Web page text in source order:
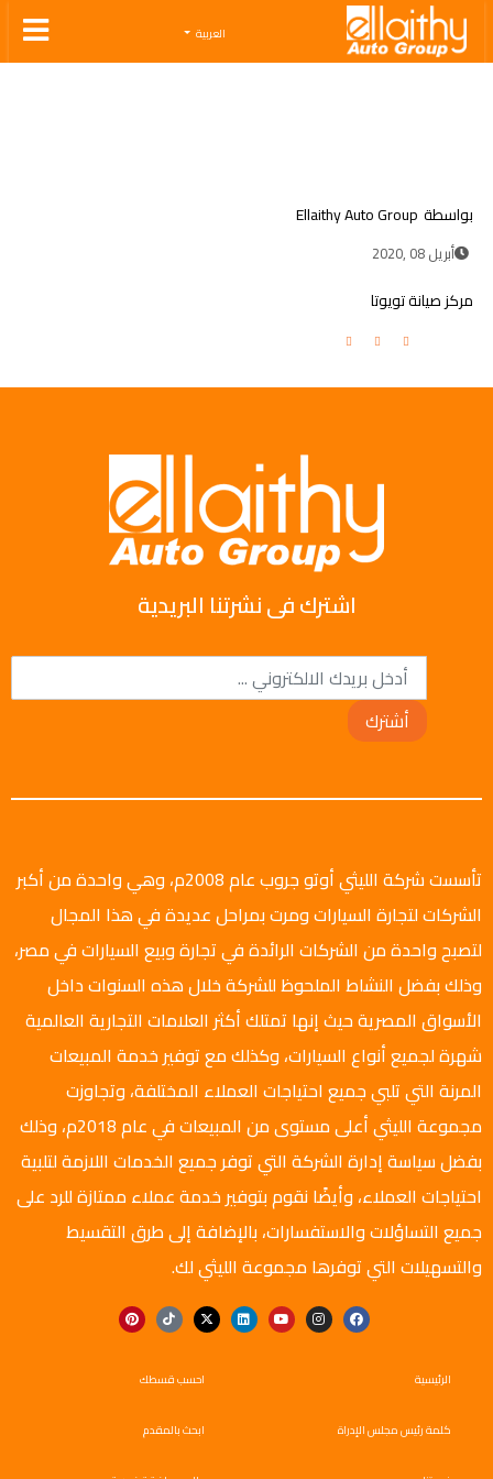
Ellaithy Auto Group
العربية
بواسطة Ellaithy Auto Group
أبريل 08 ,2020
مركز صيانة تويوتا
اشترك فى نشرتنا البريدية
أشترك
تأسست شركة الليثي أوتو جروب عام 2008م، وهي واحدة من أكبر
الشركات لتجارة السيارات ومرت بمراحل عديدة في هذا المجال
لتصبح واحدة من الشركات الرائدة في تجارة وبيع السيارات في مصر،
وذلك بفضل النشاط الملحوظ للشركة خلال هذه السنوات داخل
الأسواق المصرية حيث إنها تمتلك أكثر العلامات التجارية العالمية
شهرة لجميع أنواع السيارات، وكذلك مع توفير خدمة المبيعات
المرنة التي تلبي جميع احتياجات العملاء المختلفة، وتجاوزت
مجموعة الليثي أعلى مستوى من المبيعات في عام 2018م، وذلك
بفضل سياسة إدارة الشركة التي توفر جميع الخدمات اللازمة لتلبية
احتياجات العملاء، وأيضًا نقوم بتوفير خدمة عملاء ممتازة للرد على
جميع التساؤلات والاستفسارات، بالإضافة إلى طرق التقسيط
والتسهيلات التي توفرها مجموعة الليثي لك.
الرئيسية
كلمة رئيس مجلس الإدراة
احسب قسطك
ابحث بالمقدم